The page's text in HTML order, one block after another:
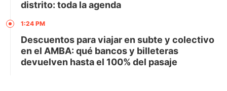
distrito: toda la agenda
1:24 PM
Descuentos para viajar en subte y colectivo
en el AMBA: qué bancos y billeteras
devuelven hasta el 100% del pasaje